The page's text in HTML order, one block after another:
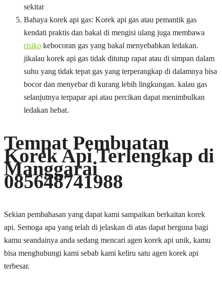
sekitar
Bahaya korek api gas: Korek api gas atau pemantik gas
kendati praktis dan bakal di mengisi ulang juga membawa
risiko kebocoran gas yang bakal menyebabkan ledakan.
jikalau korek api gas tidak ditutup rapat atau di simpan dalam
suhu yang tidak tepat gas yang terperangkap di dalamnya bisa
bocor dan menyebar di kurang lebih lingkungan. kalau gas
selanjutnya terpapar api atau percikan dapat menimbulkan
ledakan hebat.
Tempat Pembuatan
Korek Api Terlengkap di
Manggarai
085648741988
Sekian pembahasan yang dapat kami sampaikan berkaitan korek
api. Semoga apa yang telah di jelaskan di atas dapat berguna bagi
kamu seandainya anda sedang mencari agen korek api unik, kamu
bisa menghubungi kami sebab kami keliru satu agen korek api
terbesar.